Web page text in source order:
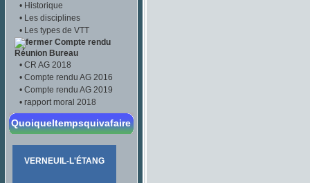
• Historique
• Les disciplines
• Les types de VTT
Compte rendu
Réunion Bureau
• CR AG 2018
• Compte rendu AG 2016
• Compte rendu AG 2019
• rapport moral 2018
Quoiqueltempsquivafaire